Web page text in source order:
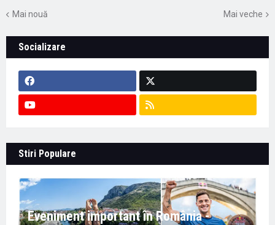
Mai nouă Mai veche
Socializare
Stiri Populare
Eveniment important în România -